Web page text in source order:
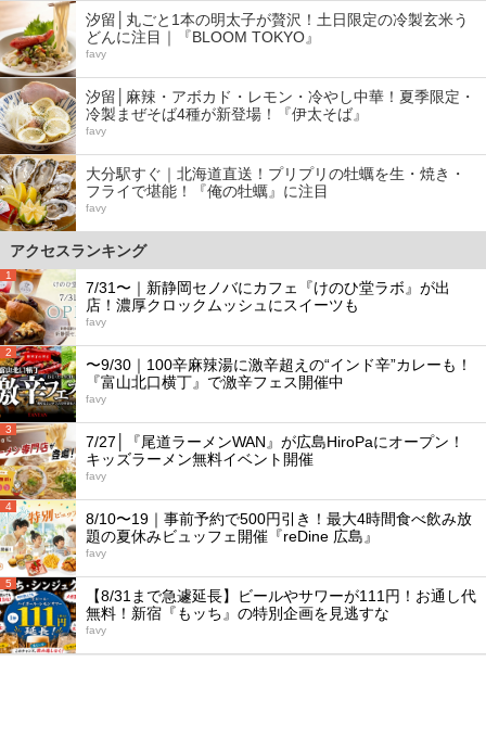
汐留│丸ごと1本の明太子が贅沢！土日限定の冷製玄米う
どんに注目｜『BLOOM TOKYO』
favy
汐留│麻辣・アボカド・レモン・冷やし中華！夏季限定・
冷製まぜそば4種が新登場！『伊太そば』
favy
大分駅すぐ｜北海道直送！プリプリの牡蠣を生・焼き・
フライで堪能！『俺の牡蠣』に注目
favy
アクセスランキング
1
7/31〜｜新静岡セノバにカフェ『けのひ堂ラボ』が出
店！濃厚クロックムッシュにスイーツも
favy
2
〜9/30｜100辛麻辣湯に激辛超えの“インド辛”カレーも！
『富山北口横丁』で激辛フェス開催中
favy
3
7/27│『尾道ラーメンWAN』が広島HiroPaにオープン！
キッズラーメン無料イベント開催
favy
4
8/10〜19｜事前予約で500円引き！最大4時間食べ飲み放
題の夏休みビュッフェ開催『reDine 広島』
favy
5
【8/31まで急遽延長】ビールやサワーが111円！お通し代
無料！新宿『もッち』の特別企画を見逃すな
favy